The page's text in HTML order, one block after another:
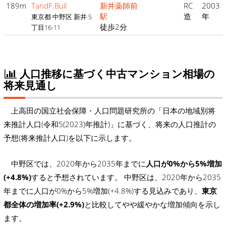
189m TandF.Buil
東京都 中野区 新井 5
丁目16-11
新井薬師前
駅
徒歩2分
RC
造
2003
年
人口推移に基づく中古マンション相場の
将来見通し
上高田の国立社会保障・人口問題研究所の「日本の地域別将
来推計人口(令和5(2023)年推計)」に基づく、将来の人口推計の
予想(将来推計人口)を以下に示します。
中野区では、2020年から2035年までに 人口が0%から5%増加
(+4.8%)すると予想されています。 中野区は、2020年から2035
年までに人口が0%から5%増加(+4.8%)する見込みであり、 東京
都全体の増加率(+2.9%)と比較してやや緩やかな増加傾向を示し
ます。